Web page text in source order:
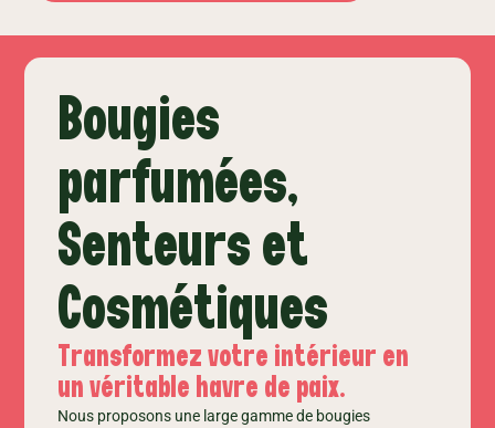
Bougies
parfumées,
Senteurs et
Cosmétiques
Transformez votre intérieur en
un véritable havre de paix.
Nous proposons une large gamme de bougies